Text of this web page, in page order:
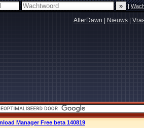
|
AfterDawn Nieuws
Manager Free beta 140819